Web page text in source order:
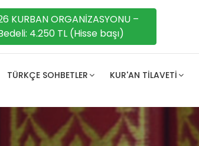
KURBAN ORGANİZASYONU –
4.250 TL (Hisse başı)
TÜRKÇE SOHBETLER KUR'AN TILAVETI